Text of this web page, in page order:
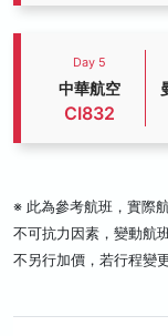
Day 5
中華航空
CI832
※ 此為參考航班，實際
不可抗力因素，變動航
不另行加價，若行程變